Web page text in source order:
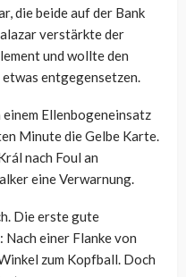
die beide auf der Bank
verstärkte der
und wollte den
entgegensetzen.
Ellenbogeneinsatz
Minute die Gelbe Karte.
nach Foul an
eine Verwarnung.
Die erste gute
Nach einer Flanke von
zum Kopfball. Doch